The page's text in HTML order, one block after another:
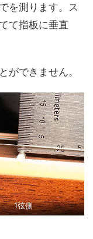
を測ります。ス
て指板に垂直
ができません。
1弦側